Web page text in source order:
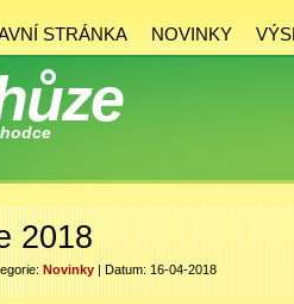
STRÁNKA NOVINKY
2018
Novinky | Datum: 16-04-2018